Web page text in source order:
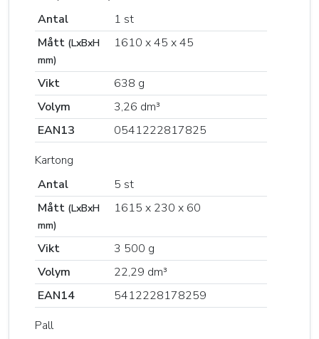
Antal
1 st
Mått (LxBxH
mm)
1610 x 45 x 45
Vikt
638 g
Volym
3,26 dm³
EAN13
0541222817825
Kartong
Antal
5 st
Mått (LxBxH
mm)
1615 x 230 x 60
Vikt
3 500 g
Volym
22,29 dm³
EAN14
5412228178259
Pall